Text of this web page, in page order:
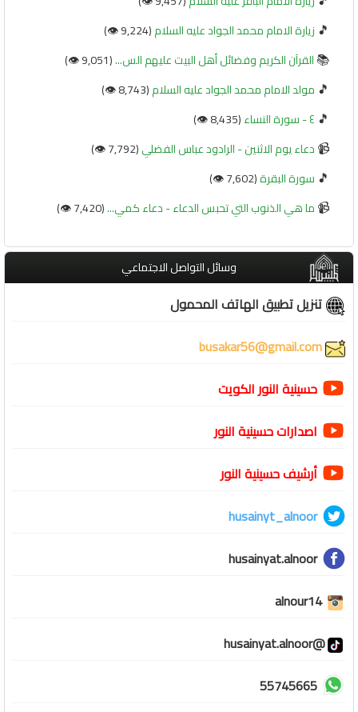
🎵 زيارة الامام محمد الجواد عليه السلام(9,224 👁️)
📚القرآن الكريم وفضائل أهل البيت عليهم الس...(9,051 👁️)
🎵 مولد الامام محمد الجواد عليه السلام(8,743 👁️)
🎵 ٤ - سورة النساء (8,435 👁️)
📹دعاء يوم الاثنين - الرادود عباس الفضلي(7,792 👁️)
🎵 سورة البقرة(7,602 👁️)
📹ما هي الذنوب التي تحبس الدعاء - دعاء كمي...(7,420 👁️)
وسائل التواصل الاجتماعي
تنزيل تطبيق الهاتف المحمول
حسينية النور الكويت
اصدارات حسينية النور
أرشيف حسينية النور
husainyt_alnoor
husainyat.alnoor
alnour14
@husainyat.alnoor
55745665